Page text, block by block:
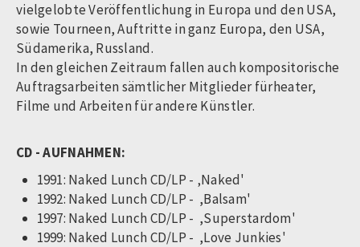
vielgelobte Veröffentlichung in Europa und den USA,
sowie Tourneen, Auftritte in ganz Europa, den USA,
Südamerika, Russland.
In den gleichen Zeitraum fallen auch kompositorische
Auftragsarbeiten sämtlicher Mitglieder fürheater,
Filme und Arbeiten für andere Künstler.
CD - AUFNAHMEN:
1991: Naked Lunch CD/LP - ‚Naked'
1992: Naked Lunch CD/LP - ,Balsam'
1997: Naked Lunch CD/LP - ,Superstardom'
1999: Naked Lunch CD/LP - ,Love Junkies'